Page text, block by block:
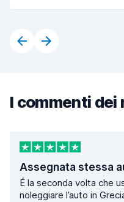
I commenti
É la seconda volta che
noleggiare l’auto in